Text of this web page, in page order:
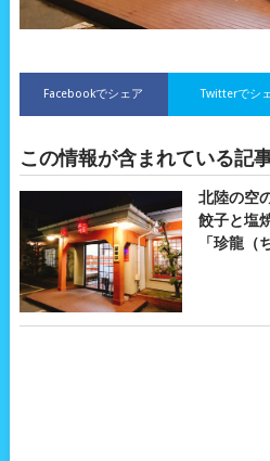
Facebookでシェア Twitterでシ
この情報が含まれている記
北陸の空
餃子と塩
「珍龍（